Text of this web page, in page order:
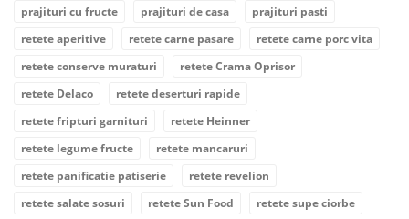
prajituri cu fructe
prajituri de casa
prajituri pasti
retete aperitive
retete carne pasare
retete carne porc vita
retete conserve muraturi
retete Crama Oprisor
retete Delaco
retete deserturi rapide
retete fripturi garnituri
retete Heinner
retete legume fructe
retete mancaruri
retete panificatie patiserie
retete revelion
retete salate sosuri
retete Sun Food
retete supe ciorbe